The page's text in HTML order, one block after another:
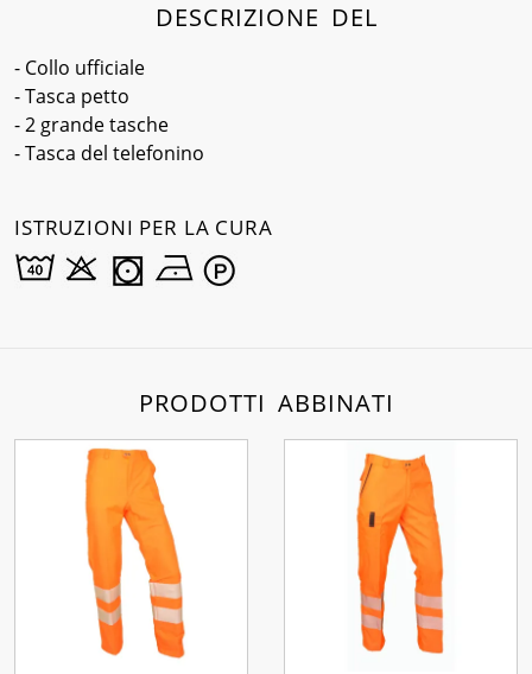
DESCRIZIONE DEL
- Collo ufficiale
- Tasca petto
- 2 grande tasche
- Tasca del telefonino
ISTRUZIONI PER LA CURA
PRODOTTI ABBINATI